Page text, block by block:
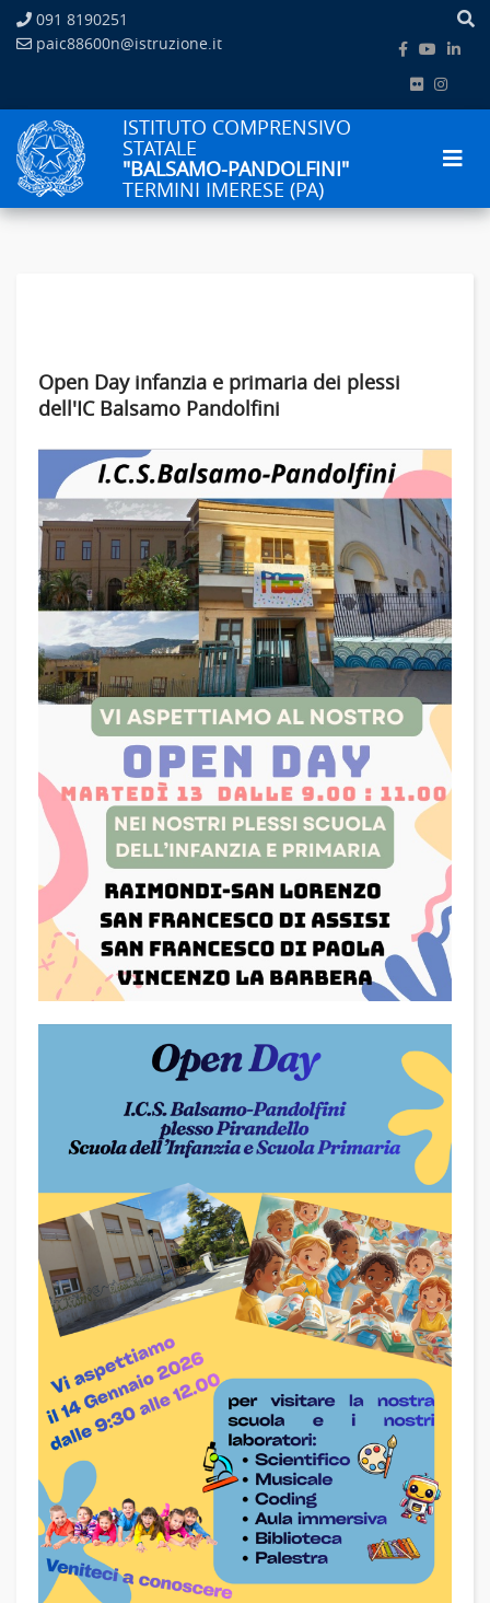
091 8190251
paic88600n@istruzione.it
ISTITUTO COMPRENSIVO
STATALE
"BALSAMO-PANDOLFINI"
TERMINI IMERESE (PA)
Open Day infanzia e primaria dei plessi
dell'IC Balsamo Pandolfini